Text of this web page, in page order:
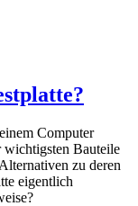
Computer
wichtigsten Bauteile
zu deren
eigentlich